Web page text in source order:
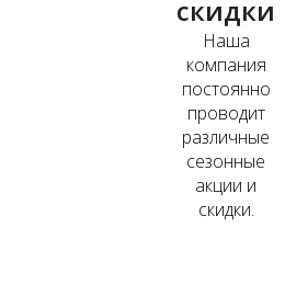
скидки
Наша
компания
постоянно
проводит
различные
сезонные
акции и
скидки.